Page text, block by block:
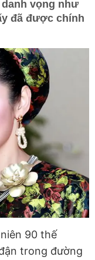
vọng như
đã được chính
90 thế
trong đường